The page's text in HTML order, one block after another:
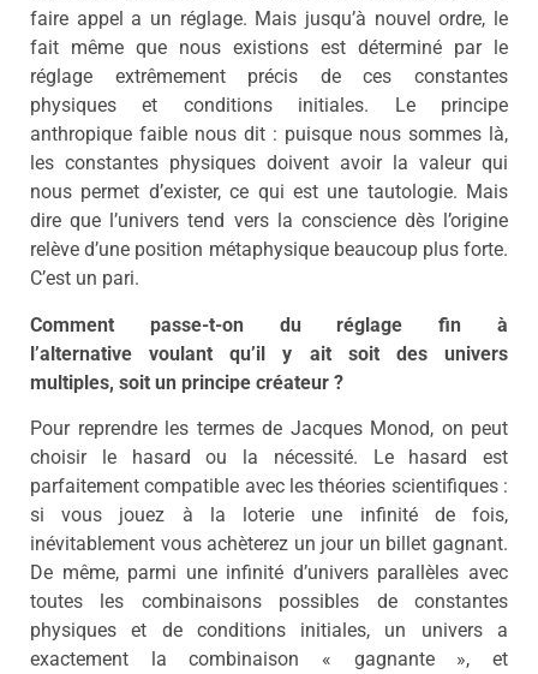
faire appel a un réglage. Mais jusqu’à nouvel ordre, le
fait même que nous existions est déterminé par le
réglage extrêmement précis de ces constantes
physiques et conditions initiales. Le principe
anthropique faible nous dit : puisque nous sommes là,
les constantes physiques doivent avoir la valeur qui
nous permet d’exister, ce qui est une tautologie. Mais
dire que l’univers tend vers la conscience dès l’origine
relève d’une position métaphysique beaucoup plus forte.
C’est un pari.
Comment passe-t-on du réglage fin à
l’alternative voulant qu’il y ait soit des univers
multiples, soit un principe créateur ?
Pour reprendre les termes de Jacques Monod, on peut
choisir le hasard ou la nécessité. Le hasard est
parfaitement compatible avec les théories scientifiques :
si vous jouez à la loterie une infinité de fois,
inévitablement vous achèterez un jour un billet gagnant.
De même, parmi une infinité d’univers parallèles avec
toutes les combinaisons possibles de constantes
physiques et de conditions initiales, un univers a
exactement la combinaison « gagnante », et